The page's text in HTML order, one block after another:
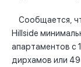
Сообщается,
Hillside
апартаментов с
дирхамов или